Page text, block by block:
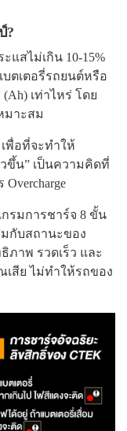
?
แสไม่เกิน 10-15%
ตเตอรี่รถยนต์หรือ
เท่าไหร่ โดย
มาะสม
พื่อที่จะทำให้
ขึ้น” เป็นความคิดที่
รมการชาร์จ 8 ขั้น
กับสถานะของ
ภาพ รวดเร็ว และ
สีย ไม่ทำให้รถของ